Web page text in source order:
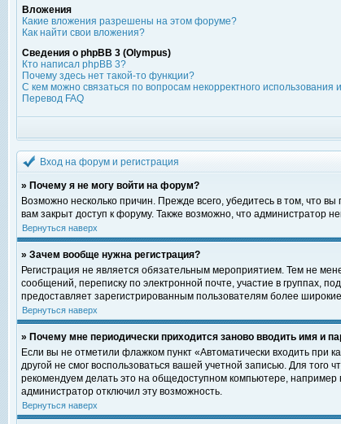
Вложения
Какие вложения разрешены на этом форуме?
Как найти свои вложения?
Сведения о phpBB 3 (Olympus)
Кто написал phpBB 3?
Почему здесь нет такой-то функции?
С кем можно связаться по вопросам некорректного
Перевод FAQ
Вход на форум и регистрация
» Почему я не могу войти на форум?
Возможно несколько причин. Прежде всего, убедитесь в том, что
вам закрыт доступ к форуму. Также возможно, что администратор
Вернуться наверх
» Зачем вообще нужна регистрация?
Регистрация не является обязательным мероприятием. Тем не
сообщений, переписку по электронной почте, участие в группах,
предоставляет зарегистрированным пользователям более
Вернуться наверх
» Почему мне периодически приходится заново вводить имя и
Если вы не отметили флажком пункт «Автоматически входить при
другой не смог воспользоваться вашей учетной записью. Для
рекомендуем делать это на общедоступном компьютере, например
администратор отключил эту возможность.
Вернуться наверх